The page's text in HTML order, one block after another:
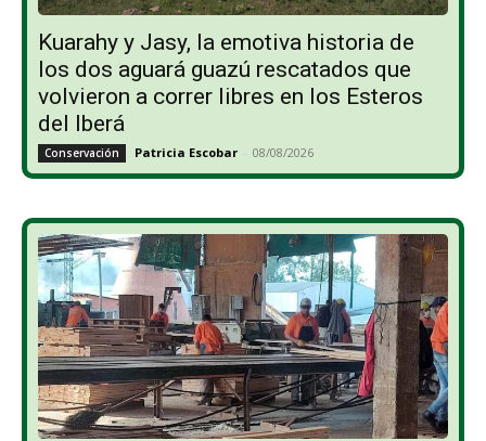
Kuarahy y Jasy, la emotiva historia de
los dos aguará guazú rescatados que
volvieron a correr libres en los Esteros
del Iberá
Conservación Patricia Escobar - 08/08/2026